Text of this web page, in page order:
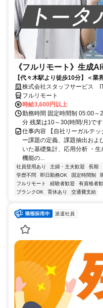
《フルリモート》生成
【代々木駅より徒歩10分】＜
以上◎ 来社不要のカンタン登録
株式会社スタッフサービス
フルリモート
時給3,600円以上
勤務時間 固定時間制 05:00
分 残業は10～30(時間/月)です
仕事内容 【自社リーガルテ
ー課題の定義、課題抽出およ
いた基礎集計、応用分析 ・
機能の...
社員登用あり 主婦・主夫歓迎 長期
学歴不問
即日勤務OK 固定時間制
フルリモート
経験者歓迎 有資格者
ブランクOK
育休あり 交通費支給
派遣社員